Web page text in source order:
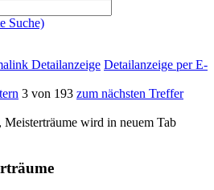
Suche)
Detailanzeige Detailanzeige per E-
3 von 193 zum nächsten Treffer
wird in neuem Tab